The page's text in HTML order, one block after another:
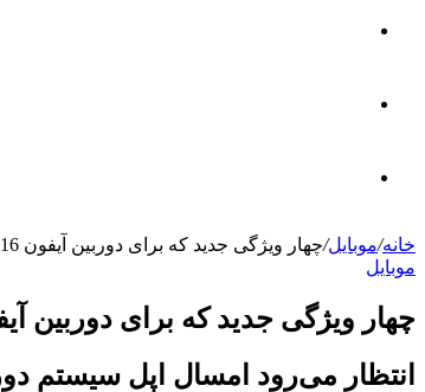
برای خانه/موبایل/چهار ویژگی جدید که برای دوربین آیفون 16 پرو انتظار داریم
موبایل
چهار ویژگی جدید که برای دوربین آیفون 16 پرو انتظار
انتظار می‌رود امسال اپل سیستم دوربین